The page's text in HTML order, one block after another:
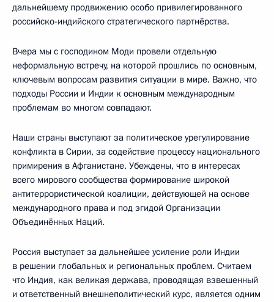
дальнейшему продвижению особо привилегированного
российско-индийского стратегического партнёрства.
Вчера мы с господином Моди провели отдельную
неформальную встречу, на которой прошлись по основным,
ключевым вопросам развития ситуации в мире. Важно, что
подходы России и Индии к основным международным
проблемам во многом совпадают.
Наши страны выступают за политическое урегулирование
конфликта в Сирии, за содействие процессу национального
примирения в Афганистане. Убеждены, что в интересах
всего мирового сообщества формирование широкой
антитеррористической коалиции, действующей на основе
международного права и под эгидой Организации
Объединённых Наций.
Россия выступает за дальнейшее усиление роли Индии
в решении глобальных и региональных проблем. Считаем
что Индия, как великая держава, проводящая взвешенный
и ответственный внешнеполитический курс, является одним